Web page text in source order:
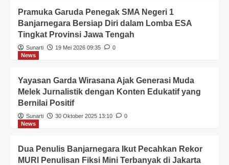
Pramuka Garuda Penegak SMA Negeri 1
Banjarnegara Bersiap Diri dalam Lomba ESA
Tingkat Provinsi Jawa Tengah
Sunarti 19 Mei 2026 09:35
0
News
Yayasan Garda Wirasana Ajak Generasi Muda
Melek Jurnalistik dengan Konten Edukatif yang
Bernilai Positif
Sunarti 30 Oktober 2025 13:10
0
News
Dua Penulis Banjarnegara Ikut Pecahkan Rekor
MURI Penulisan Fiksi Mini Terbanyak di Jakarta